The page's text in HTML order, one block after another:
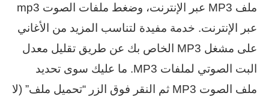
ملف MP3 عبر الإنترنت، وضغط ملفات الصوت mp3
عبر الإنترنت. خدمة مفيدة لتناسب المزيد من الأغاني
على مشغل MP3 الخاص بك عن طريق تقليل معدل
البت الصوتي لملفات MP3. ما عليك سوى تحديد
ملف الصوت MP3 ثم النقر فوق الزر “تحميل ملف” (لا